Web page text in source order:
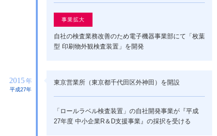
事業拡大
自社の検査業務改善のため電子機器事業部にて「枚葉
型 印刷物外観検査装置」を開発
2015年
平成27年
東京営業所（東京都千代田区外神田）を開設
「ロールラベル検査装置」の自社開発事業が『平成
27年度 中小企業R＆D支援事業』の採択を受ける